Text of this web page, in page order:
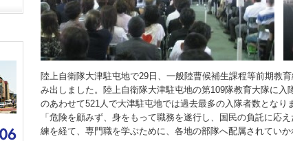
陸上自衛隊大津駐屯地で29日、一般陸曹候補生課程等前期教
み出しました。陸上自衛隊大津駐屯地の第109隊教育大隊に
のあわせて521人で大津駐屯地では過去最多の入隊者数となり
「危険を顧みず、身をもって職務を遂行し、国民の負託に応
練を経て、専門職を学ぶために、各地の部隊へ配属されていか